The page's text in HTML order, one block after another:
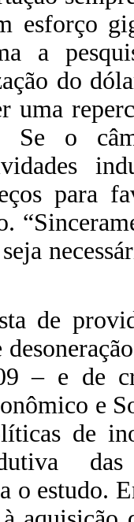
esforço
a
do
uma
Se o
para
de
– e de
e
de
o estudo.